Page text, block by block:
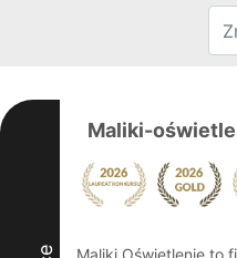
Maliki-
Maliki Oświetlenie to